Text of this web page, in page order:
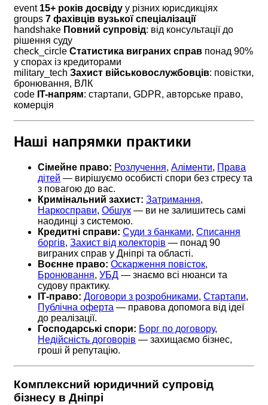
event 15+ років досвіду у різних юрисдикціях
groups 7 фахівців вузької спеціалізації
handshake Повний супровід: від консультації до
рішення суду
check_circle Статистика виграних справ понад 90%
у спорах із кредиторами
military_tech Захист військовослужбовців: повістки,
бронювання, ВЛК
code IT-напрям: стартапи, GDPR, авторське право,
комерція
Наші напрямки практики
Сімейне право: Розлучення, Аліменти, Права
дітей — вирішуємо особисті спори без стресу та
з повагою до вас.
Кримінальний захист: Затримання,
Наркосправи, Обшук — ви не залишитесь самі
наодинці з системою.
Кредитні справи: Суди з банками, Списання
боргів, Захист від колекторів — понад 90
виграних справ у Дніпрі та області.
Воєнне право: Оскарження повісток,
Бронювання, УБД — знаємо всі нюанси та
судову практику.
ІТ-право: Договори з розробниками, Стартапи,
Публічна оферта — правова допомога від ідеї
до реалізації.
Господарські спори: Борг по договору,
Недійсність договорів — захищаємо бізнес,
гроші й репутацію.
Комплексний юридичний супровід
бізнесу в Дніпрі